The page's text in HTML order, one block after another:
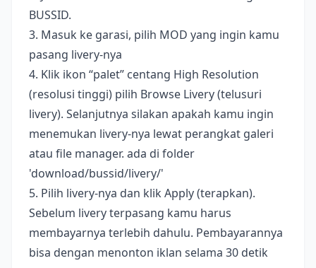
BUSSID.
3. Masuk ke garasi, pilih MOD yang ingin kamu
pasang livery-nya
4. Klik ikon “palet” centang High Resolution
(resolusi tinggi) pilih Browse Livery (telusuri
livery). Selanjutnya silakan apakah kamu ingin
menemukan livery-nya lewat perangkat galeri
atau file manager. ada di folder
'download/bussid/livery/'
5. Pilih livery-nya dan klik Apply (terapkan).
Sebelum livery terpasang kamu harus
membayarnya terlebih dahulu. Pembayarannya
bisa dengan menonton iklan selama 30 detik